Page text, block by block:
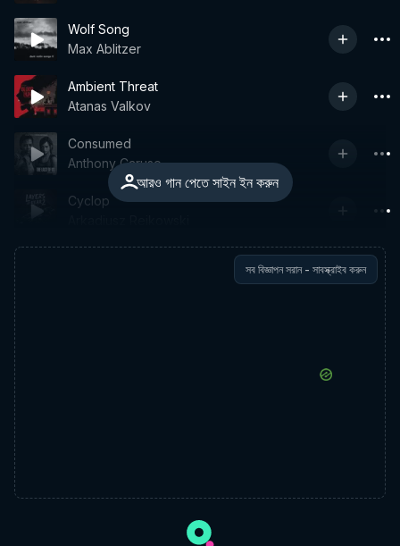
Wolf Song
Max Ablitzer
Ambient Threat
Atanas Valkov
আরও গান পেতে সাইন ইন করুন
Consumed
Anthony Caruso
Cyclop
সব বিজ্ঞাপন সরান - সাবস্ক্রাইব করুন